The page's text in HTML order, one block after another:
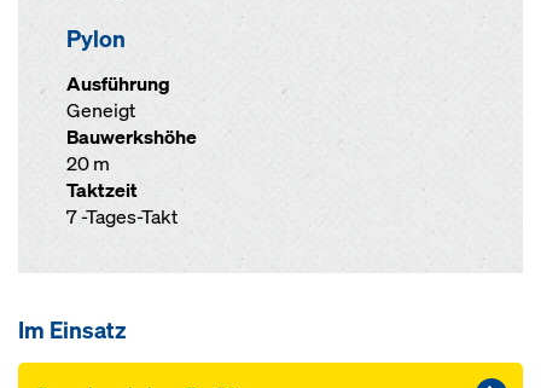
Pylon
Ausführung
Geneigt
Bauwerkshöhe
20 m
Taktzeit
7 -Tages-Takt
Im Einsatz